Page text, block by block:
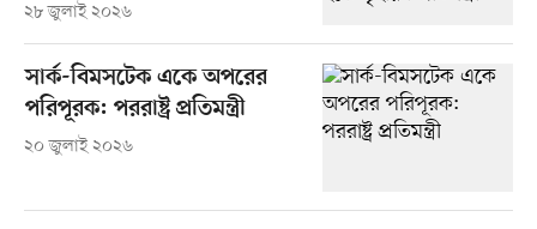
২৮ জুলাই ২০২৬
সার্ক-বিমসটেক একে অপরের
পরিপূরক: পররাষ্ট্র প্রতিমন্ত্রী
২০ জুলাই ২০২৬